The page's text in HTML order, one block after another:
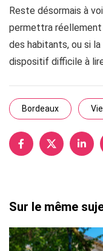
Reste désormais à
permettra réellement
des habitants, ou si
dispositif difficile à
Bordeaux
Sur le même